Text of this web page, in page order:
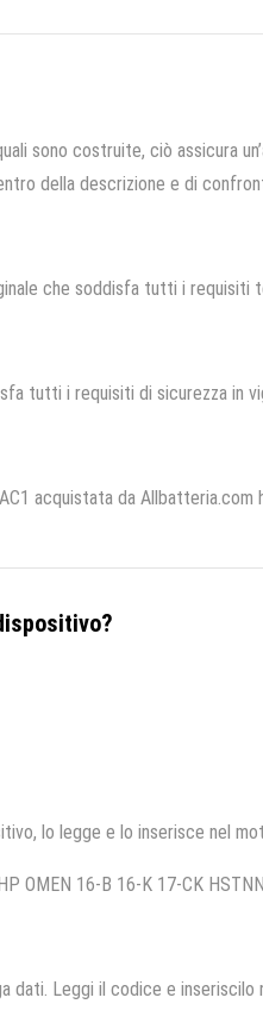
sono costruite, ciò assicura
della descrizione e di
che soddisfa tutti i requisiti
tutti i requisiti di sicurezza in
acquistata da
lo legge e lo inserisce nel
OMEN 16-B 16-K 17-CK
dati. Leggi il codice e